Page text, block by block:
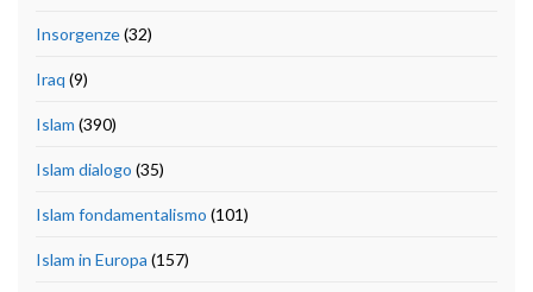
Insorgenze(32)
Iraq (9)
Islam (390)
Islam dialogo (35)
Islam fondamentalismo (101)
Islam in Europa (157)